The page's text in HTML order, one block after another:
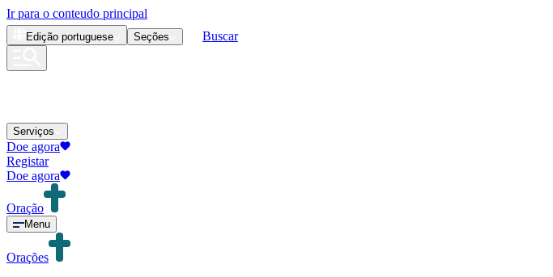
Ir para o conteudo principal
Edição portuguese Seções Buscar
Serviços
Doe agora
Registar
Doe agora
Oração
Menu
Orações